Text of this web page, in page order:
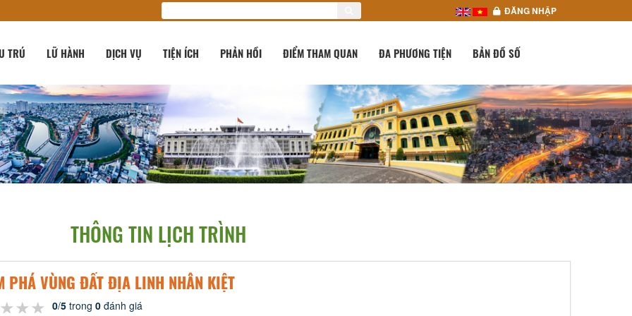
ĐĂNG NHẬP
TRÚ LỮ HÀNH DỊCH VỤ TIỆN ÍCH PHẢN HỒI ĐIỂM THAM QUAN ĐA PHƯƠNG TIỆN BẢN ĐỒ SỐ
THÔNG TIN LỊCH TRÌNH
PHÁ VÙNG ĐẤT ĐỊA LINH NHÂN KIỆT
0/5trong 0đánh giá